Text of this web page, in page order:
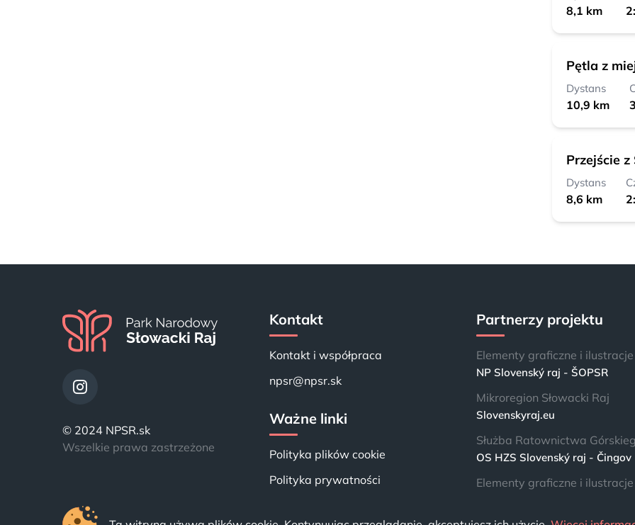
8,1 km
Pętla z
Dystans
10,9 km
Przejście
Dystans
8,6 km
© 2024 NPSR.sk
Wszelkie prawa zastrzeżone
Kontakt
Kontakt i współpraca
npsr@npsr.sk
Ważne linki
Polityka plików cookie
Polityka prywatności
Partnerzy projektu
Elementy graficzne i ilustracje
NP Slovenský raj - ŠOPSR
Mikroregion Słowacki Raj
Slovenskyraj.eu
Służba Ratownictwa
OS HZS Slovenský raj - Čingov
Elementy graficzne i ilustracje